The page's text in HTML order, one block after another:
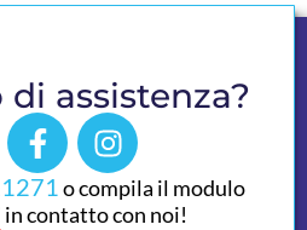
assistenza?
o compila il modulo
contatto con noi!